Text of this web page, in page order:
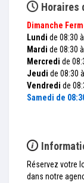
Horaires
Dimanche
Lundi de 08:30
Mardi de 08:30
Mercredi de
Jeudi de 08:30
Vendredi de
Samedi de
Réservez votre
dans notre